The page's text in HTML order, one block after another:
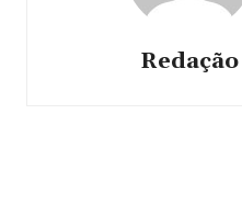
Redação